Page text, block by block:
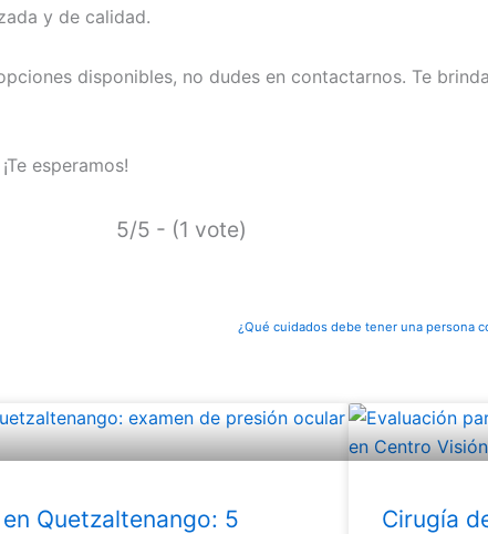
y de calidad.
disponibles, no dudes en contactarnos. Te
esperamos!
5/5 - (1 vote)
¿Qué cuidados debe tener una persona
Quetzaltenango: 5
Cirugía